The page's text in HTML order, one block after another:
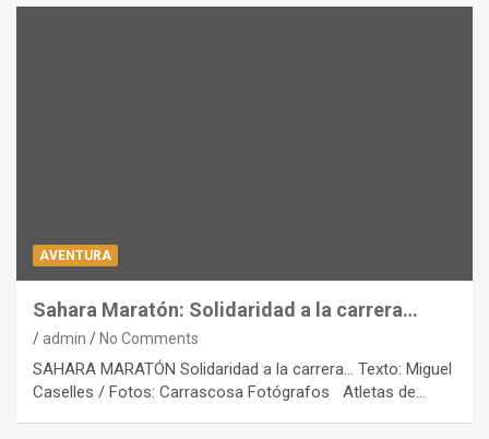
AVENTURA
Sahara Maratón: Solidaridad a la carrera…
admin No Comments
SAHARA MARATÓN Solidaridad a la carrera… Texto: Miguel
Caselles / Fotos: Carrascosa Fotógrafos Atletas de…